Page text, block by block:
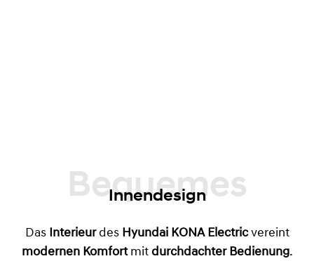
Bequemes
Innendesign
Das Interieur des Hyundai KONA Electricvereint
modernen Komfort mit durchdachter Bedienung.